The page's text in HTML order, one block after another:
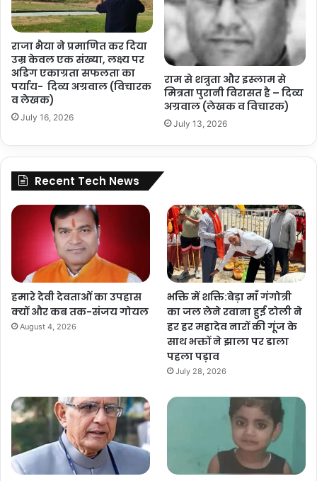
राजा भैया ने प्रमाणित कर दिया
उम्र केवल एक संख्या, लक्ष्य पर
अडिग एकाग्रता सफलता का
पर्याय- दिव्य अग्रवाल (विचारक
व लेखक)
July 16, 2026
राम से शत्रुता और इस्लाम से
मित्रता पुरानी विरासत है – दिव्य
अग्रवाल (लेखक व विचारक)
July 13, 2026
Recent Tech News
हमारे देवी देवताओं का उपहास
क्यों और कब तक-संजय गोयल
August 4, 2026
भक्ति में शक्ति:बेड़ा माँ गंगोत्री
का जल लेने रवाना हुई टोली ने
हर हर महादेव नारों की गूंज के
साथ भक्तों ने झाला पर डाला
पहला पड़ाव
July 28, 2026